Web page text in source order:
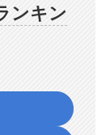
ンキン